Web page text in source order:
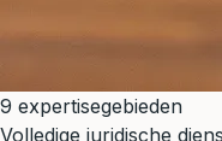
9 expertisegebieden
Volledige juridische